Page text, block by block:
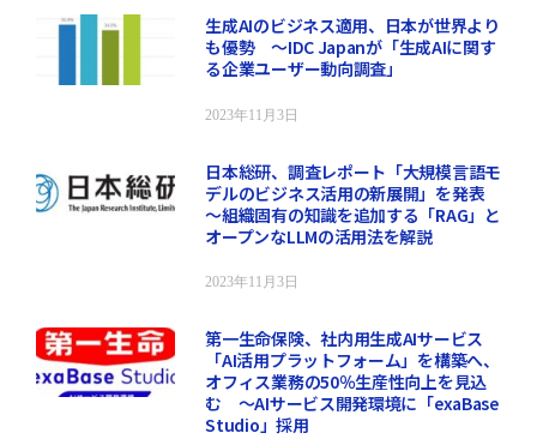
生成AIのビジネス適用、日本が世界より
も優勢 ～IDC Japanが「生成AIに関す
る企業ユーザー動向調査」
2023年11月3日
日本総研、調査レポート「大規模言語モ
デルのビジネス活用の新展開」を発表
～組織固有の知識を追加する「RAG」と
オープンなLLMの活用法を解説
2023年11月3日
第一生命保険、社内用生成AIサービス
「AI活用プラットフォーム」を構築へ、
オフィス業務の50％生産性向上を見込
む ～AIサービス開発環境に「exaBase
Studio」採用